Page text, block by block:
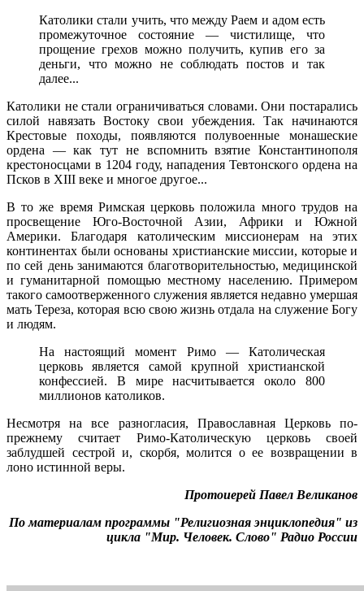
Католики стали учить, что между Раем и адом есть
промежуточное состояние — чистилище, что
прощение грехов можно получить, купив его за
деньги, что можно не соблюдать постов и так
далее...
Католики не стали ограничиваться словами. Они постарались
силой навязать Востоку свои убеждения. Так начинаются
Крестовые походы, появляются полувоенные монашеские
ордена — как тут не вспомнить взятие Константинополя
крестоносцами в 1204 году, нападения Тевтонского ордена на
Псков в XIII веке и многое другое...
В то же время Римская церковь положила много трудов на
просвещение Юго-Восточной Азии, Африки и Южной
Америки. Благодаря католическим миссионерам на этих
континентах были основаны христианские миссии, которые и
по сей день занимаются благотворительностью, медицинской
и гуманитарной помощью местному населению. Примером
такого самоотверженного служения является недавно умершая
мать Тереза, которая всю свою жизнь отдала на служение Богу
и людям.
На настоящий момент Римо — Католическая
церковь является самой крупной христианской
конфессией. В мире насчитывается около 800
миллионов католиков.
Несмотря на все разногласия, Православная Церковь по-
прежнему считает Римо-Католическую церковь своей
заблудшей сестрой и, скорбя, молится о ее возвращении в
лоно истинной веры.
Протоиерей Павел Великанов
По материалам программы "Религиозная энциклопедия" из
цикла "Мир. Человек. Слово" Радио России